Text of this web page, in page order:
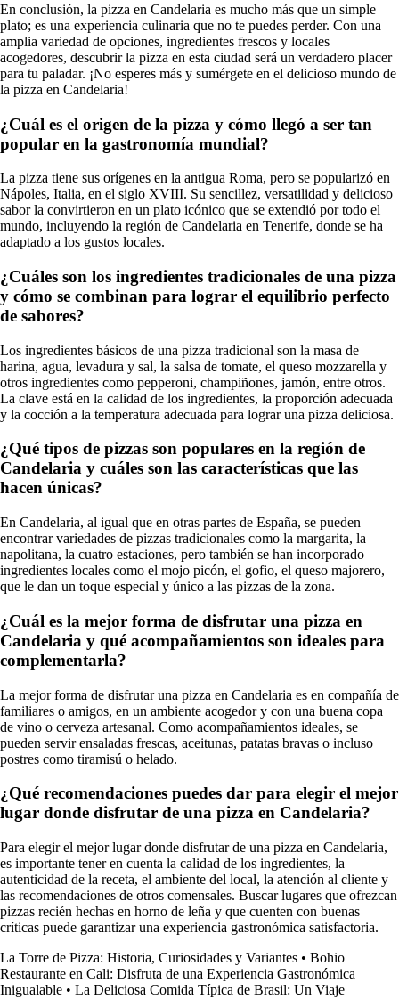
En conclusión, la pizza en Candelaria es mucho más que un simple
plato; es una experiencia culinaria que no te puedes perder. Con una
amplia variedad de opciones, ingredientes frescos y locales
acogedores, descubrir la pizza en esta ciudad será un verdadero placer
para tu paladar. ¡No esperes más y sumérgete en el delicioso mundo de
la pizza en Candelaria!
¿Cuál es el origen de la pizza y cómo llegó a ser tan
popular en la gastronomía mundial?
La pizza tiene sus orígenes en la antigua Roma, pero se popularizó en
Nápoles, Italia, en el siglo XVIII. Su sencillez, versatilidad y delicioso
sabor la convirtieron en un plato icónico que se extendió por todo el
mundo, incluyendo la región de Candelaria en Tenerife, donde se ha
adaptado a los gustos locales.
¿Cuáles son los ingredientes tradicionales de una pizza
y cómo se combinan para lograr el equilibrio perfecto
de sabores?
Los ingredientes básicos de una pizza tradicional son la masa de
harina, agua, levadura y sal, la salsa de tomate, el queso mozzarella y
otros ingredientes como pepperoni, champiñones, jamón, entre otros.
La clave está en la calidad de los ingredientes, la proporción adecuada
y la cocción a la temperatura adecuada para lograr una pizza deliciosa.
¿Qué tipos de pizzas son populares en la región de
Candelaria y cuáles son las características que las
hacen únicas?
En Candelaria, al igual que en otras partes de España, se pueden
encontrar variedades de pizzas tradicionales como la margarita, la
napolitana, la cuatro estaciones, pero también se han incorporado
ingredientes locales como el mojo picón, el gofio, el queso majorero,
que le dan un toque especial y único a las pizzas de la zona.
¿Cuál es la mejor forma de disfrutar una pizza en
Candelaria y qué acompañamientos son ideales para
complementarla?
La mejor forma de disfrutar una pizza en Candelaria es en compañía de
familiares o amigos, en un ambiente acogedor y con una buena copa
de vino o cerveza artesanal. Como acompañamientos ideales, se
pueden servir ensaladas frescas, aceitunas, patatas bravas o incluso
postres como tiramisú o helado.
¿Qué recomendaciones puedes dar para elegir el mejor
lugar donde disfrutar de una pizza en Candelaria?
Para elegir el mejor lugar donde disfrutar de una pizza en Candelaria,
es importante tener en cuenta la calidad de los ingredientes, la
autenticidad de la receta, el ambiente del local, la atención al cliente y
las recomendaciones de otros comensales. Buscar lugares que ofrezcan
pizzas recién hechas en horno de leña y que cuenten con buenas
críticas puede garantizar una experiencia gastronómica satisfactoria.
La Torre de Pizza: Historia, Curiosidades y Variantes • Bohio
Restaurante en Cali: Disfruta de una Experiencia Gastronómica
Inigualable • La Deliciosa Comida Típica de Brasil: Un Viaje